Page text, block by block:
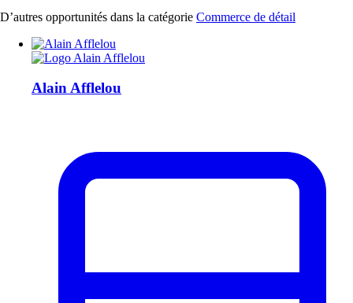
D’autres opportunités dans la catégorie Commerce de détail
Alain Afflelou